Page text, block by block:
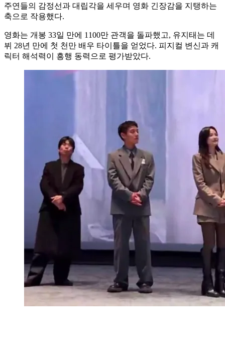
주연들의 감정선과 대립각을 세우며 영화 긴장감을 지탱하는
축으로 작용했다.
영화는 개봉 33일 만에 1100만 관객을 돌파했고, 유지태는 데
뷔 28년 만에 첫 천만 배우 타이틀을 얻었다. 피지컬 변신과 캐
릭터 해석력이 흥행 동력으로 평가받았다.